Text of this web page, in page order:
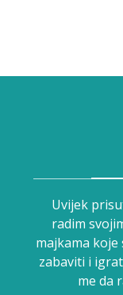
Uvijek
radim
majkama
zabaviti i
me da